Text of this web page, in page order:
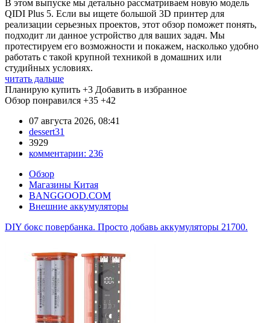
В этом выпуске мы детально рассматриваем новую модель
QIDI Plus 5. Если вы ищете большой 3D принтер для
реализации серьезных проектов, этот обзор поможет понять,
подходит ли данное устройство для ваших задач. Мы
протестируем его возможности и покажем, насколько удобно
работать с такой крупной техникой в домашних или
студийных условиях.
читать дальше
Планирую купить +3 Добавить в избранное
Обзор понравился +35 +42
07 августа 2026, 08:41
dessert31
3929
комментарии: 236
Обзор
Магазины Китая
BANGGOOD.COM
Внешние аккумуляторы
DIY бокс повербанка. Просто добавь аккумуляторы 21700.